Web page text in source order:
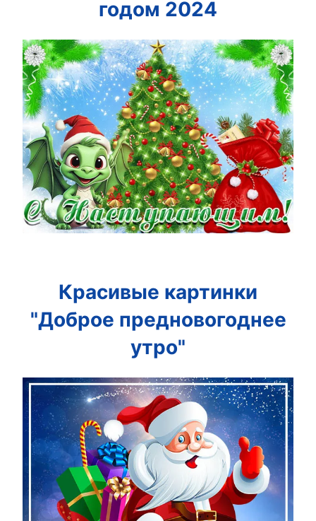
годом 2024
Красивые картинки
"Доброе предновогоднее
утро"